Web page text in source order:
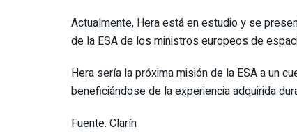
Actualmente, Hera está en estudio y se
de la ESA de los ministros europeos de
Hera sería la próxima misión de la ESA a un
beneficiándose de la experiencia adquirida
Fuente: Clarín